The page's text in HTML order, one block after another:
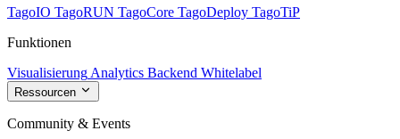
TagoIO TagoRUN TagoCore TagoDeploy TagoTiP
Funktionen
Visualisierung Analytics Backend Whitelabel
Ressourcen
Community & Events